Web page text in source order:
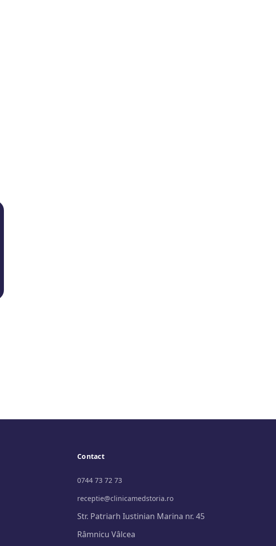
Contact
0744 73 72 73
receptie@clinicamedstoria.ro
Str. Patriarh Iustinian Marina nr. 45
Râmnicu Vâlcea